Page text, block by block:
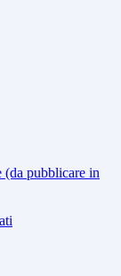
(da pubblicare in